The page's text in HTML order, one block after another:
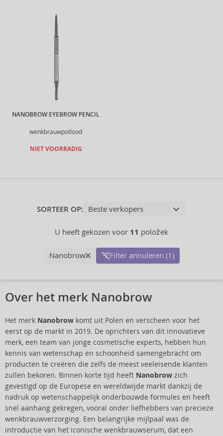
NANOBROW EYEBROW PENCIL
wenkbrauwpotlood
NIET VOORRADIG
SORTEER OP:
U heeft gekozen voor 11 položek
Nanobrow Filter annuleren (1)
Over het merk Nanobrow
Het merk Nanobrow komt uit Polen en verscheen voor het
eerst op de markt in 2019. De oprichters van dit innovatieve
merk, een team van jonge cosmetische experts, hebben hun
kennis van wetenschap en schoonheid samengebracht om
producten te creëren die zelfs de meest veeleisende klanten
zullen bekoren. Binnen korte tijd heeft Nanobrow zich
gevestigd op de Europese en wereldwijde markt dankzij de
nadruk op wetenschappelijk onderbouwde formules en heeft
snel aanhang gekregen, vooral onder liefhebbers van precieze
wenkbrauwverzorging. Een belangrijke mijlpaal was de
introductie van het iconische wenkbrauwserum, dat een